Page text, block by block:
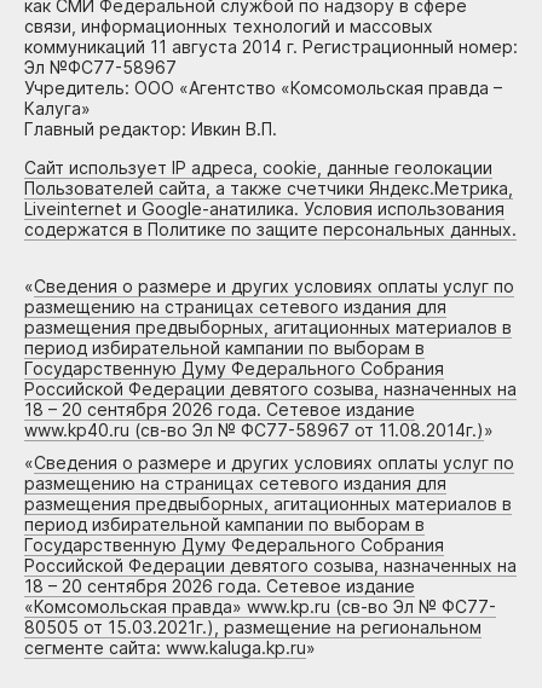
как СМИ Федеральной службой по надзору в сфере
связи, информационных технологий и массовых
коммуникаций 11 августа 2014 г. Регистрационный номер:
Эл №ФС77-58967
Учредитель: ООО «Агентство «Комсомольская правда –
Калуга»
Главный редактор: Ивкин В.П.
Сайт использует IP адреса, cookie, данные геолокации
Пользователей сайта, а также счетчики Яндекс.Метрика,
Liveinternet и Google-анатилика. Условия использования
содержатся в Политике по защите персональных данных.
«Сведения о размере и других условиях оплаты услуг по
размещению на страницах сетевого издания для
размещения предвыборных, агитационных материалов в
период избирательной кампании по выборам в
Государственную Думу Федерального Собрания
Российской Федерации девятого созыва, назначенных на
18 – 20 сентября 2026 года. Сетевое издание
www.kp40.ru (св-во Эл № ФС77-58967 от 11.08.2014г.)»
«Сведения о размере и других условиях оплаты услуг по
размещению на страницах сетевого издания для
размещения предвыборных, агитационных материалов в
период избирательной кампании по выборам в
Государственную Думу Федерального Собрания
Российской Федерации девятого созыва, назначенных на
18 – 20 сентября 2026 года. Сетевое издание
«Комсомольская правда» www.kp.ru (св-во Эл № ФС77-
80505 от 15.03.2021г.), размещение на региональном
сегменте сайта: www.kaluga.kp.ru»